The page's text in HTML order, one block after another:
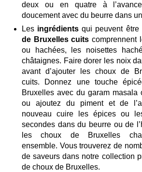
deux ou en quatre à
doucement avec du beurre dans
Les ingrédients qui peuvent être
de Bruxelles cuits comprennent
ou hachées, les noisettes
châtaignes. Faire dorer les noix
avant d’ajouter les choux de
cuits. Donnez une touche
Bruxelles avec du garam masala
ou ajoutez du piment et de
nouveau cuire les épices ou
secondes dans du beurre ou de
les choux de Bruxelles
ensemble. Vous trouverez de
de saveurs dans notre collection
de choux de Bruxelles.